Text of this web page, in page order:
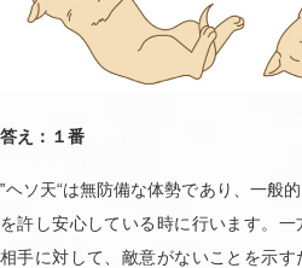
答え：１番
‟ヘソ天“は無防備な体勢であり、一般
を許し安心している時に行います。一
相手に対して、敵意がないことを示す